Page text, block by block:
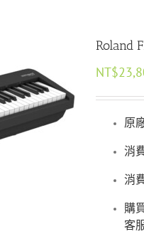
Roland
NT$
原
消
消
購
客